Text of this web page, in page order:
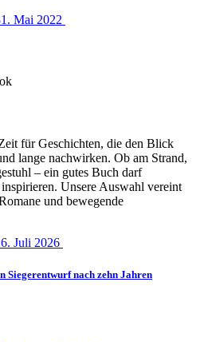
Mai 2022
für Geschichten, die den Blick
lange nachwirken. Ob am Strand,
– ein gutes Buch darf
Unsere Auswahl vereint
und bewegende
Juli 2026
nach zehn Jahren